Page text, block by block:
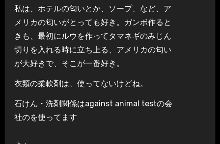
私は、ホテルの匂いとか、ソープ、など、ア
メリカの匂いがとっても好き。ガンボ作ると
きも、最初にルウを作ってタマネギのみじん
切りを入れる時に立ち上る、アメリカの匂い
が大好きで、そこが一番好き。
衣類の柔軟剤は、使ってないけどね。
石けん・洗剤関係はagainst animal testの会
社のを使ってます